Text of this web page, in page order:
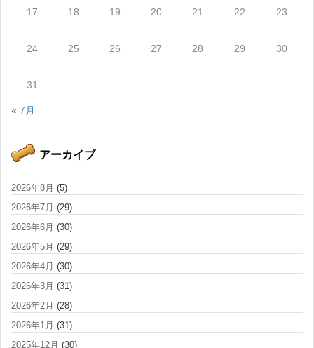
17 18 19 20 21 22 23
24 25 26 27 28 29 30
31
« 7月
アーカイブ
2026年8月 (5)
2026年7月 (29)
2026年6月 (30)
2026年5月 (29)
2026年4月 (30)
2026年3月 (31)
2026年2月 (28)
2026年1月 (31)
2025年12月 (30)